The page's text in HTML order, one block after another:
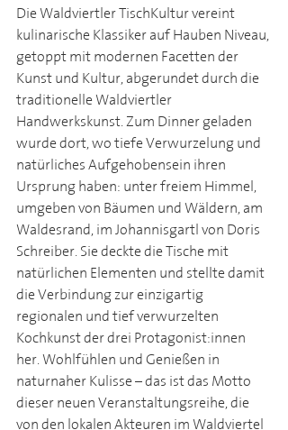
Die Waldviertler TischKultur vereint
kulinarische Klassiker auf Hauben Niveau,
getoppt mit modernen Facetten der
Kunst und Kultur, abgerundet durch die
traditionelle Waldviertler
Handwerkskunst. Zum Dinner geladen
wurde dort, wo tiefe Verwurzelung und
natürliches Aufgehobensein ihren
Ursprung haben: unter freiem Himmel,
umgeben von Bäumen und Wäldern, am
Waldesrand, im Johannisgartl von Doris
Schreiber. Sie deckte die Tische mit
natürlichen Elementen und stellte damit
die Verbindung zur einzigartig
regionalen und tief verwurzelten
Kochkunst der drei Protagonist:innen
her. Wohlfühlen und Genießen in
naturnaher Kulisse – das ist das Motto
dieser neuen Veranstaltungsreihe, die
von den lokalen Akteuren im Waldviertel